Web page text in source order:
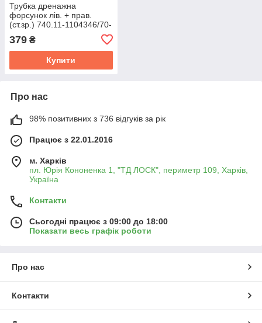
Трубка дренажна
форсунок лів. + прав.
(ст.зр.) 740.11-1104346/70-
379 ₴
Купити
Про нас
98% позитивних з 736 відгуків за рік
Працює з 22.01.2016
м. Харків
пл. Юрія Кононенка 1, "ТД ЛОСК", периметр 109, Харків,
Україна
Контакти
Сьогодні працює з 09:00 до 18:00
Показати весь графік роботи
Про нас
Контакти